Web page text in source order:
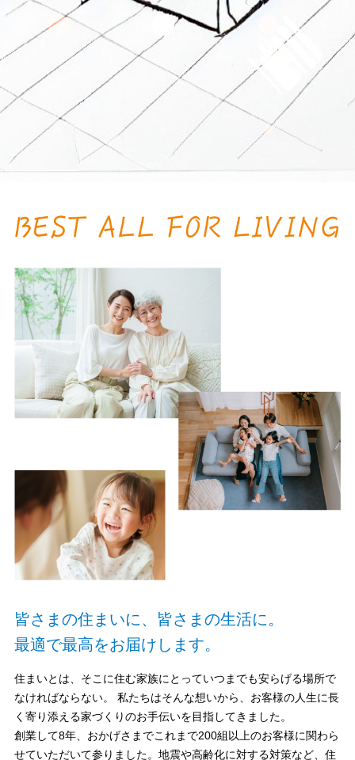
皆さまの住まいに、皆さまの生活に。
最適で最高をお届けします。
住まいとは、そこに住む家族にとっていつまでも安らげる場所で
なければならない。 私たちはそんな想いから、お客様の人生に長
く寄り添える家づくりのお手伝いを目指してきました。
創業して8年、おかげさまでこれまで200組以上のお客様に関わら
せていただいて参りました。地震や高齢化に対する対策など、住